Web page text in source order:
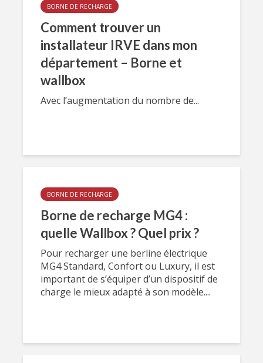
BORNE DE RECHARGE
Comment trouver un
installateur IRVE dans mon
département – Borne et
wallbox
Avec l’augmentation du nombre de...
BORNE DE RECHARGE
Borne de recharge MG4 :
quelle Wallbox ? Quel prix ?
Pour recharger une berline électrique
MG4 Standard, Confort ou Luxury, il est
important de s’équiper d’un dispositif de
charge le mieux adapté à son modèle....